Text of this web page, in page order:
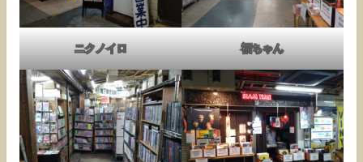
ニクノイロ 福ちゃん